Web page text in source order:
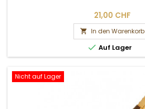
21,00 CHF
 In den Warenkorb
 Auf Lager
Nicht auf Lager